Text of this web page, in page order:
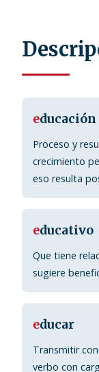
educación
Proceso y
crecimiento
eso resulta
educativo
Que tiene
sugiere
educar
Transmitir
verbo con